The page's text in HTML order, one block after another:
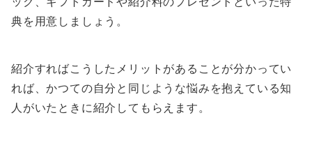
典を用意しましょう。
紹介すればこうしたメリットがあることが分かってい
れば、かつての自分と同じような悩みを抱えている知
人がいたときに紹介してもらえます。